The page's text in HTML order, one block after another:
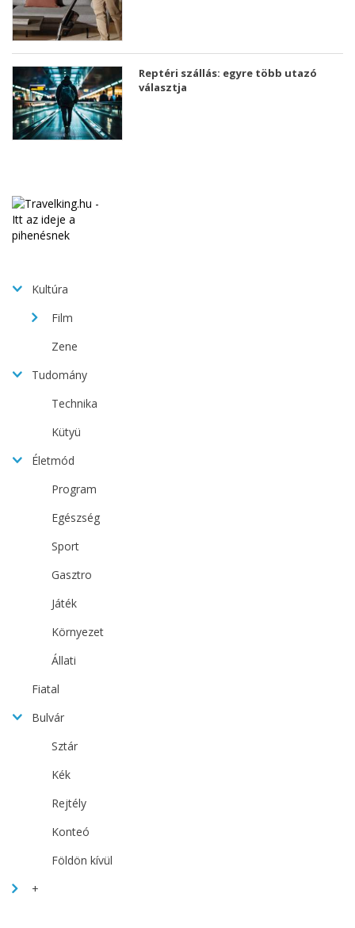
Reptéri szállás: egyre több utazó
választja
Kultúra
Film
Zene
Tudomány
Technika
Kütyü
Életmód
Program
Egészség
Sport
Gasztro
Játék
Környezet
Állati
Fiatal
Bulvár
Sztár
Kék
Rejtély
Konteó
Földön kívül
+